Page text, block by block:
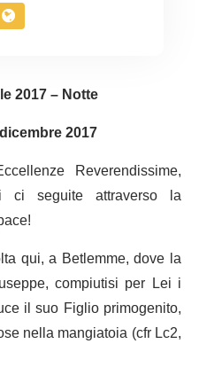
2017 – Notte
2017
Reverendissime,
ci seguite attraverso la
qui, a Betlemme, dove la
compiutisi per Lei i
il suo Figlio primogenito,
nella mangiatoia (cfr Lc2,